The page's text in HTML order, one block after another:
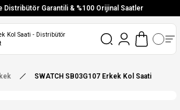
Distribütör Garantili & %100 Orijinal Saatler
Vade Farksız 6 Taksit
Ücretsiz Kargo
SWATCH SB03G107 Erkek Kol Saati